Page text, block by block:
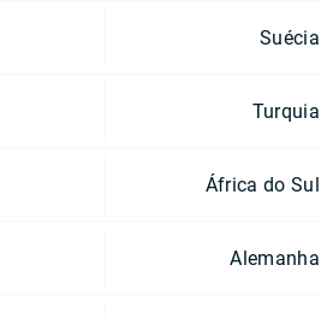
Suécia
Turquia
África do Sul
Alemanha